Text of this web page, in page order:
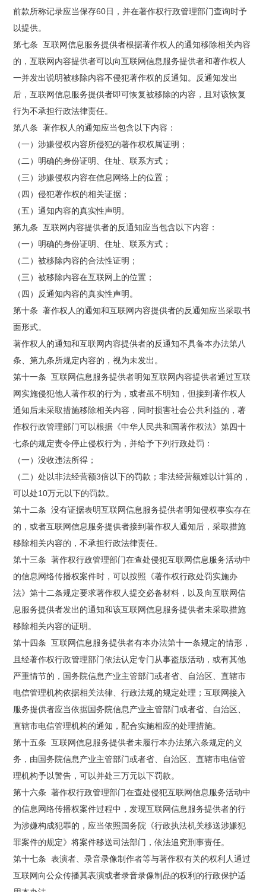
前款所称记录应当保存60日，并在著作权行政管理部门查询时予
以提供。
第七条 互联网信息服务提供者根据著作权人的通知移除相关内容
的，互联网内容提供者可以向互联网信息服务提供者和著作权人
一并发出说明被移除内容不侵犯著作权的反通知。反通知发出
后，互联网信息服务提供者即可恢复被移除的内容，且对该恢复
行为不承担行政法律责任。
第八条 著作权人的通知应当包含以下内容：
（一）涉嫌侵权内容所侵犯的著作权权属证明；
（二）明确的身份证明、住址、联系方式；
（三）涉嫌侵权内容在信息网络上的位置；
（四）侵犯著作权的相关证据；
（五）通知内容的真实性声明。
第九条 互联网内容提供者的反通知应当包含以下内容：
（一）明确的身份证明、住址、联系方式；
（二）被移除内容的合法性证明；
（三）被移除内容在互联网上的位置；
（四）反通知内容的真实性声明。
第十条 著作权人的通知和互联网内容提供者的反通知应当采取书
面形式。
著作权人的通知和互联网内容提供者的反通知不具备本办法第八
条、第九条所规定内容的，视为未发出。
第十一条 互联网信息服务提供者明知互联网内容提供者通过互联
网实施侵犯他人著作权的行为，或者虽不明知，但接到著作权人
通知后未采取措施移除相关内容，同时损害社会公共利益的，著
作权行政管理部门可以根据《中华人民共和国著作权法》第四十
七条的规定责令停止侵权行为，并给予下列行政处罚：
（一）没收违法所得；
（二）处以非法经营额3倍以下的罚款；非法经营额难以计算的，
可以处10万元以下的罚款。
第十二条 没有证据表明互联网信息服务提供者明知侵权事实存在
的，或者互联网信息服务提供者接到著作权人通知后，采取措施
移除相关内容的，不承担行政法律责任。
第十三条 著作权行政管理部门在查处侵犯互联网信息服务活动中
的信息网络传播权案件时，可以按照《著作权行政处罚实施办
法》第十二条规定要求著作权人提交必备材料，以及向互联网信
息服务提供者发出的通知和该互联网信息服务提供者未采取措施
移除相关内容的证明。
第十四条 互联网信息服务提供者有本办法第十一条规定的情形，
且经著作权行政管理部门依法认定专门从事盗版活动，或有其他
严重情节的，国务院信息产业主管部门或者省、自治区、直辖市
电信管理机构依据相关法律、行政法规的规定处理；互联网接入
服务提供者应当依据国务院信息产业主管部门或者省、自治区、
直辖市电信管理机构的通知，配合实施相应的处理措施。
第十五条 互联网信息服务提供者未履行本办法第六条规定的义
务，由国务院信息产业主管部门或者省、自治区、直辖市电信管
理机构予以警告，可以并处三万元以下罚款。
第十六条 著作权行政管理部门在查处侵犯互联网信息服务活动中
的信息网络传播权案件过程中，发现互联网信息服务提供者的行
为涉嫌构成犯罪的，应当依照国务院《行政执法机关移送涉嫌犯
罪案件的规定》将案件移送司法部门，依法追究刑事责任。
第十七条 表演者、录音录像制作者等与著作权有关的权利人通过
互联网向公众传播其表演或者录音录像制品的权利的行政保护适